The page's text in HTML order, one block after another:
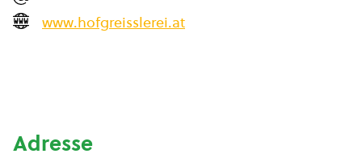
www.hofgreisslerei.at
Adresse